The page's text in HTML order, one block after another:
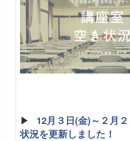
▶
12月３日(金)～２月
状況を更新しました！